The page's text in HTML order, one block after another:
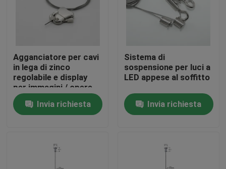
Casa
Agganciatore per cavi
in lega di zinco
regolabile e display
per immagini / opere
d'arte
Invia richiesta
Sistema di
sospensione per luci a
LED appese al soffitto
Invia richiesta